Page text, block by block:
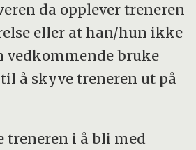
da opplever treneren
eller at han/hun ikke
vedkommende bruke
å skyve treneren ut på
treneren i å bli med